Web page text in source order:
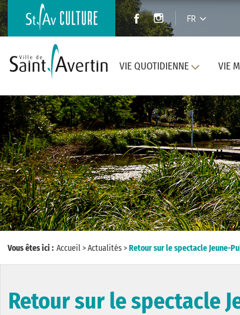
FR
VIE QUOTIDIENNE VIE
Vous êtes ici : Accueil>Actualités>Retour sur le spectacle Jeune-
Retour sur le spectacle